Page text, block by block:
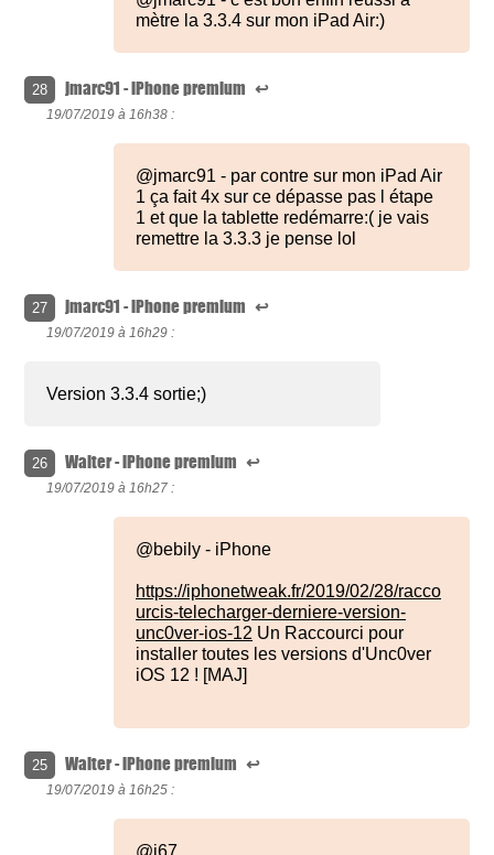
mètre la 3.3.4 sur mon iPad Air:)
28 jmarc91 - iPhone premium ↩
19/07/2019 à 16h38 :
@jmarc91 - par contre sur mon iPad Air
1 ça fait 4x sur ce dépasse pas l étape
1 et que la tablette redémarre:( je vais
remettre la 3.3.3 je pense lol
27 jmarc91 - iPhone premium ↩
19/07/2019 à 16h29 :
Version 3.3.4 sortie;)
26 Walter - iPhone premium ↩
19/07/2019 à 16h27 :
@bebily - iPhone
https://iphonetweak.fr/2019/02/28/racco
urcis-telecharger-derniere-version-
unc0ver-ios-12 Un Raccourci pour
installer toutes les versions d'Unc0ver
iOS 12 ! [MAJ]
25 Walter - iPhone premium ↩
19/07/2019 à 16h25 :